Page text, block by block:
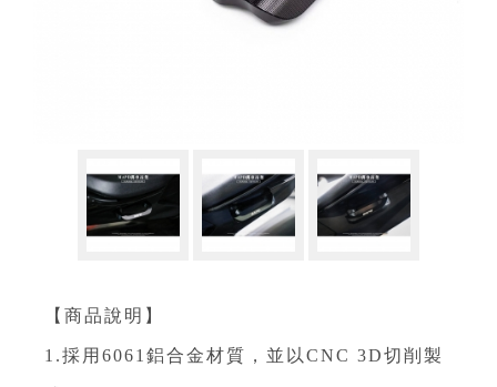
【商品說明】
1.採用6061鋁合金材質，並以CNC 3D切削製